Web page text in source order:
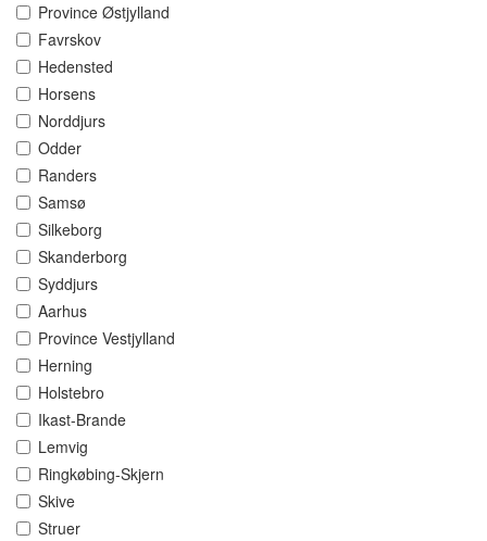
Province Østjylland
Favrskov
Hedensted
Horsens
Norddjurs
Odder
Randers
Samsø
Silkeborg
Skanderborg
Syddjurs
Aarhus
Province Vestjylland
Herning
Holstebro
Ikast-Brande
Lemvig
Ringkøbing-Skjern
Skive
Struer